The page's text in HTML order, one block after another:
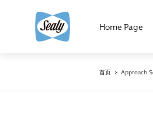
Home Page
首页 > Approach